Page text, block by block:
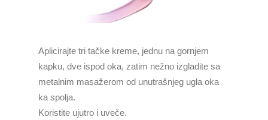
Aplicirajte tri tačke kreme, jednu na gornjem
kapku, dve ispod oka, zatim nežno izgladite sa
metalnim masažerom od unutrašnjeg ugla oka
ka spolja.
Koristite ujutro i uveče.